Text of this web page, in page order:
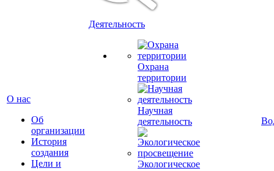
О нас
Об
организации
История
создания
Цели и
Деятельность
Охрана
территории
Научная
деятельность
Экологическое